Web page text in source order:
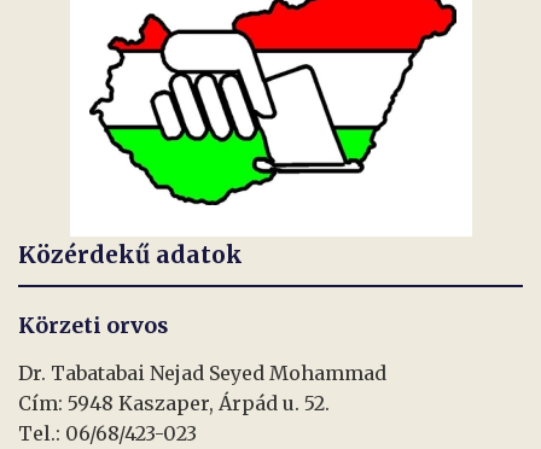
Közérdekű adatok
Körzeti orvos
Dr. Tabatabai Nejad Seyed Mohammad
Cím: 5948 Kaszaper, Árpád u. 52.
Tel.: 06/68/423-023